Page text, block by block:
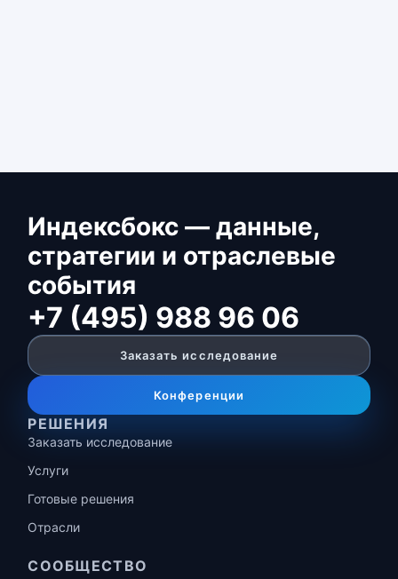
Индексбокс — данные,
стратегии и отраслевые
события
+7 (495) 988 96 06
Заказать исследование
Конференции
РЕШЕНИЯ
Заказать исследование
Услуги
Готовые решения
Отрасли
СООБЩЕСТВО